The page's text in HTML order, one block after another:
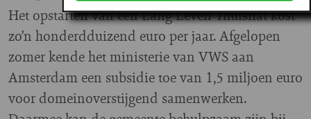
Het opstarten van een Lang Leven Thuisflat kost
zo’n honderdduizend euro per jaar. Afgelopen
zomer kende het ministerie van VWS aan
Amsterdam een subsidie toe van 1,5 miljoen euro
voor domeinoverstijgend samenwerken.